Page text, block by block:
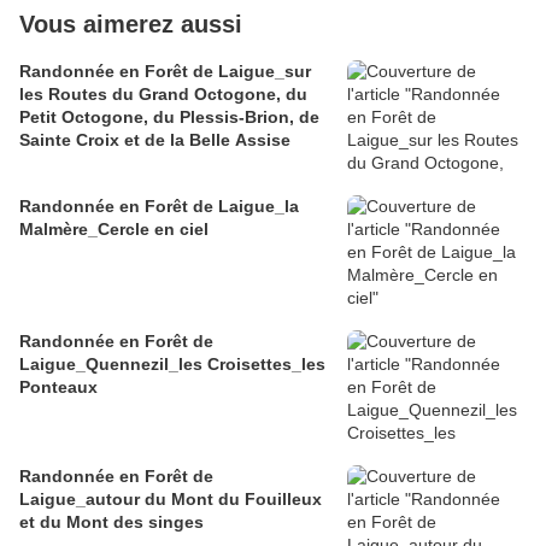
Vous aimerez aussi
Randonnée en Forêt de Laigue_sur
les Routes du Grand Octogone, du
Petit Octogone, du Plessis-Brion, de
Sainte Croix et de la Belle Assise
Randonnée en Forêt de Laigue_la
Malmère_Cercle en ciel
Randonnée en Forêt de
Laigue_Quennezil_les Croisettes_les
Ponteaux
Randonnée en Forêt de
Laigue_autour du Mont du Fouilleux
et du Mont des singes